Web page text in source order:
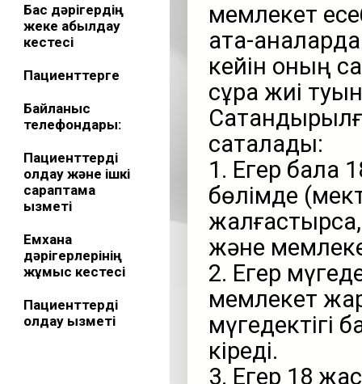
Бас дәрігердің
жеке қабылдау
кестесі
Пациенттерге
Байланыс
телефондары:
Пациенттерді
қолдау және ішкі
сараптама
қызметі
Емхана
дәрігерлерінің
жұмыс кестесі
Пациенттерді
қолдау қызметі
мемлекет
ата-
кейін оның
сұрақ жиі
сақталады:
1. Егер бала
бөлімде
және
2. Егер
мемлекет
мүгедектігі
кіреді.
3. Егер 18